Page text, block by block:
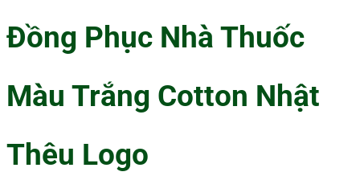
Đồng Phục Nhà Thuốc
Màu Trắng Cotton Nhật
Thêu Logo